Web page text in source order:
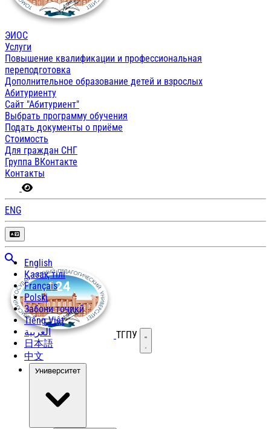
ЭИОС
Услуги
Повышение квалификации и профессиональная
переподготовка
Дополнительное образование детей и взрослых
Абитуриенту
Сайт "Абитуриент"
Выбрать программу обучения
Подать документы о приёме
Стоимость
Для граждан СНГ
Группа ВКонтакте
Контакты
ENG
English
Қазақ тілі
Français
Polski
Забони тоҷикӣ
Tiếng Việt
العربية
日本語
中文
ТГПУ Открыть меню
Университет